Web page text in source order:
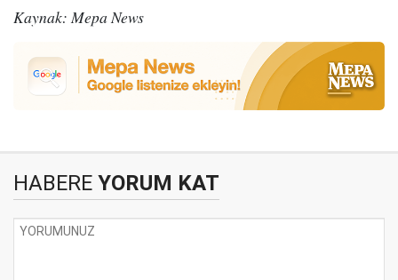
Kaynak: Mepa News
HABERE YORUM KAT